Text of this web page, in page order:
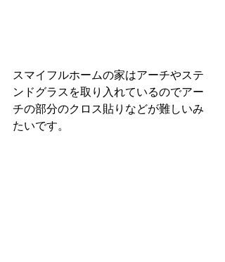
スマイフルホームの家はアーチやステ
ンドグラスを取り入れているのでアー
チの部分のクロス貼りなどが難しいみ
たいです。